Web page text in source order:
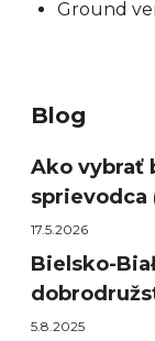
Ground
Blog
Ako vybrať
sprievodca
17.5.2026
Bielsko-
5.8.2025